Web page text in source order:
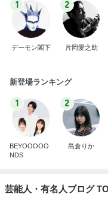
1
デーモン閣下
2
片岡愛之助
新登場ランキング
1
BEYOOOOO
NDS
2
島倉りか
芸能人・有名人ブログ